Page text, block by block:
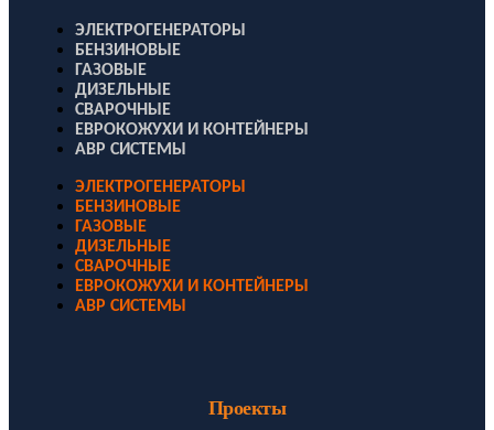
ЭЛЕКТРОГЕНЕРАТОРЫ
БЕНЗИНОВЫЕ
ГАЗОВЫЕ
ДИЗЕЛЬНЫЕ
СВАРОЧНЫЕ
ЕВРОКОЖУХИ И КОНТЕЙНЕРЫ
АВР СИСТЕМЫ
ЭЛЕКТРОГЕНЕРАТОРЫ
БЕНЗИНОВЫЕ
ГАЗОВЫЕ
ДИЗЕЛЬНЫЕ
СВАРОЧНЫЕ
ЕВРОКОЖУХИ И КОНТЕЙНЕРЫ
АВР СИСТЕМЫ
Проекты